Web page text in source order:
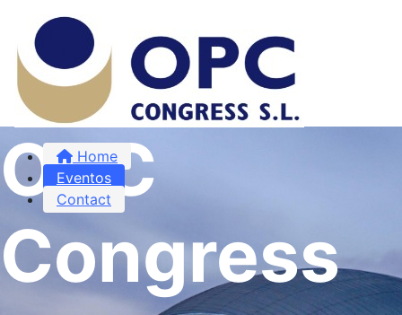
Home
Eventos
Contact
OPC
Congress